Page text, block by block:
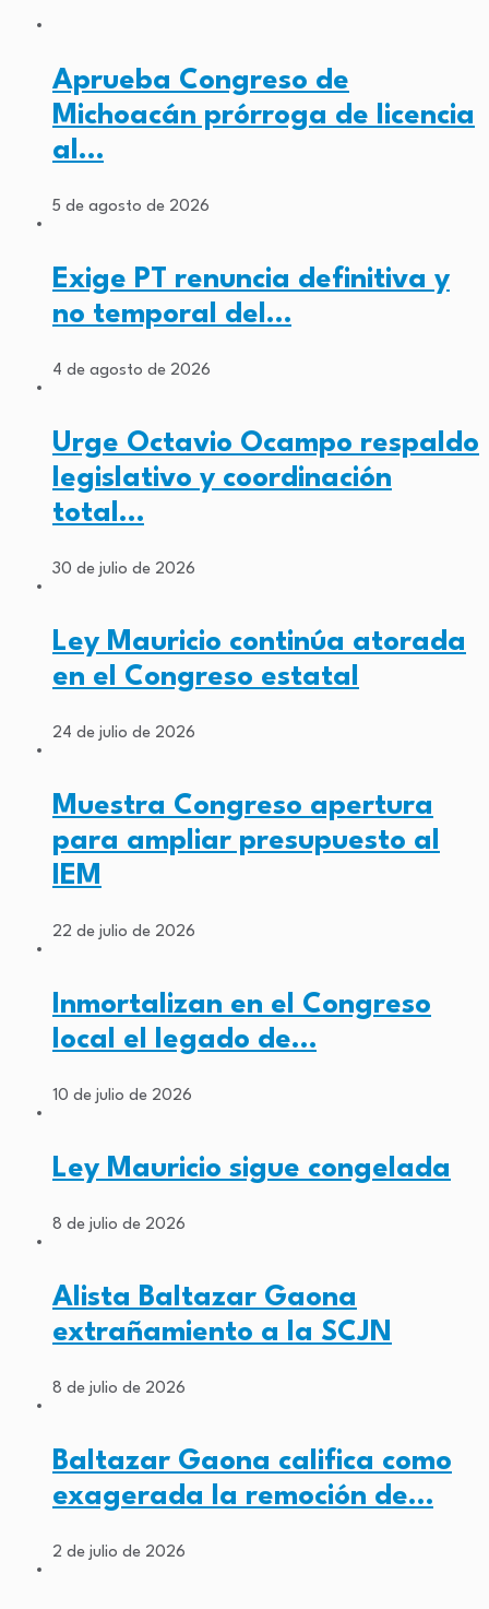
Aprueba Congreso de
Michoacán prórroga de licencia
al…
5 de agosto de 2026
Exige PT renuncia definitiva y
no temporal del…
4 de agosto de 2026
Urge Octavio Ocampo respaldo
legislativo y coordinación
total…
30 de julio de 2026
Ley Mauricio continúa atorada
en el Congreso estatal
24 de julio de 2026
Muestra Congreso apertura
para ampliar presupuesto al
IEM
22 de julio de 2026
Inmortalizan en el Congreso
local el legado de…
10 de julio de 2026
Ley Mauricio sigue congelada
8 de julio de 2026
Alista Baltazar Gaona
extrañamiento a la SCJN
8 de julio de 2026
Baltazar Gaona califica como
exagerada la remoción de…
2 de julio de 2026